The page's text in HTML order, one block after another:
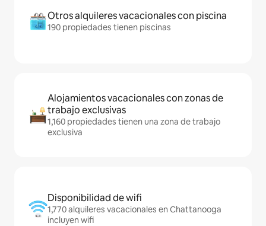
Otros alquileres vacacionales con piscina
190 propiedades tienen piscinas
Alojamientos vacacionales con zonas de
trabajo exclusivas
1,160 propiedades tienen una zona de trabajo
exclusiva
Disponibilidad de wifi
1,770 alquileres vacacionales en Chattanooga
incluyen wifi